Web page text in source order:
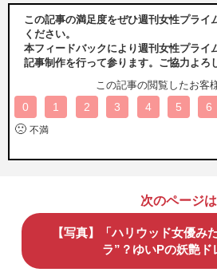
この記事の満足度をぜひ週刊女性プライ
ください。
本フィードバックにより週刊女性プライ
記事制作を行って参ります。ご協力よろ
この記事の閲覧したお客
0 1 2 3 4 5 6
🙁 不満
次のページは
【写真】「ハリウッド女優み
ラ”？ゆいPの妖艶ド